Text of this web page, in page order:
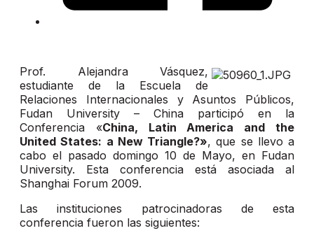
Prof. Alejandra Vásquez,
estudiante de la Escuela de
Relaciones Internacionales y Asuntos Públicos,
Fudan University – China participó en la
Conferencia «China, Latin America and the
United States: a New Triangle?», que se llevo a
cabo el pasado domingo 10 de Mayo, en Fudan
University. Esta conferencia está asociada al
Shanghai Forum 2009.
Las instituciones patrocinadoras de esta
conferencia fueron las siguientes: